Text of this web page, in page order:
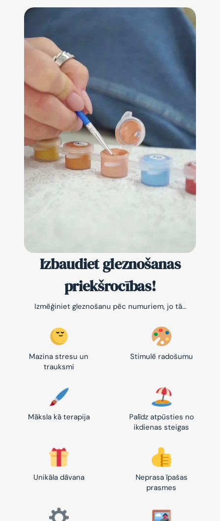
Izbaudiet gleznošanas
priekšrocības!
Izmēģiniet gleznošanu pēc numuriem, jo tā…
Mazina stresu un
trauksmi
Stimulē radošumu
Māksla kā terapija
Palīdz atpūsties no
ikdienas steigas
Unikāla dāvana
Neprasa īpašas
prasmes